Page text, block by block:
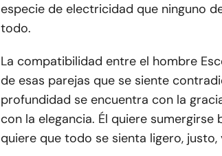
especie de electricidad que ninguno
todo.
La compatibilidad entre el hombre
de esas parejas que se siente
profundidad se encuentra con la
con la elegancia. Él quiere
quiere que todo se sienta ligero, justo,